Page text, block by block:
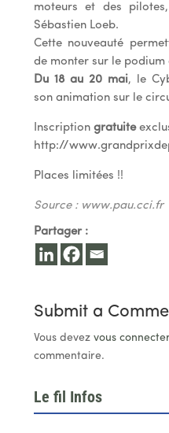
moteurs et des
Sébastien Loeb.
Cette nouveauté
de monter sur le podium
Du 18 au 20 mai, le
son animation sur le
Inscription gratuite
http://
Places limitées !!
Source : www.pau.cci.fr
Partager :
Submit a
Vous devez vous
commentaire.
Le fil Infos